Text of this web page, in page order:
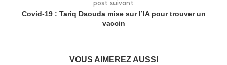
post suivant
Covid-19 : Tariq Daouda mise sur l’IA pour trouver un
vaccin
VOUS AIMEREZ AUSSI